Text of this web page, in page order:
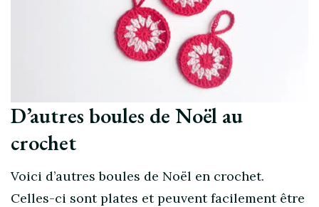
D’autres boules de Noël au
crochet
Voici d’autres boules de Noël en crochet.
Celles-ci sont plates et peuvent facilement être